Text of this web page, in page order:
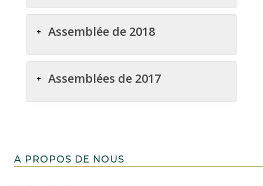
Assemblée de 2018
Assemblées de 2017
A PROPOS DE NOUS